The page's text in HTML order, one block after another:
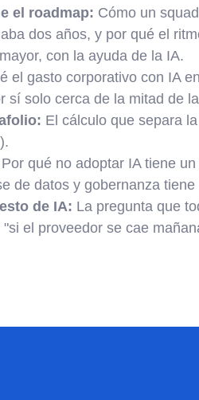
el roadmap: Cómo un
dos años, y por qué el
con la ayuda de la IA.
el gasto corporativo con IA
sí solo cerca de la mitad de
El cálculo que separa
Por qué no adoptar IA tiene
de datos y gobernanza
de IA: La pregunta que
el proveedor se cae